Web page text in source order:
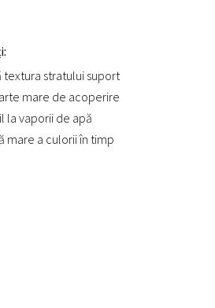
textura stratului suport
mare de acoperire
la vaporii de apă
mare a culorii în timp